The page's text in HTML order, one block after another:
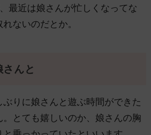
最近は娘さんが忙しくなってな
ないのだとか。
さんと
ぶりに娘さんと遊ぶ時間ができた
。とても嬉しいのか、娘さんの胸